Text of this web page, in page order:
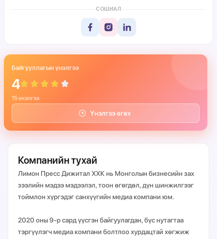
СОШИАЛ
Байгууллагын үнэлгээ
4
15 үнэлгээ
Үнэлгээ өгөх
Компанийн тухай
Лимон Пресс Дижитал ХХК нь Монголын бизнесийн зах
зээлийн мэдээ мэдээлэл, тоон өгөгдөл, дүн шинжилгээг
тоймлон хүргэдэг санхүүгийн медиа компани юм.
2020 оны 9-р сард үүсгэн байгуулагдан, бүс нутагтаа
тэргүүлэгч медиа компани болтлоо хурдацтай хөгжиж